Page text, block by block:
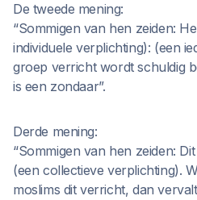
De tweede mening:
“Sommigen van hen zeiden:
individuele verplichting): (een
groep verricht wordt schuldig
is een zondaar”.
Derde mening:
“Sommigen van hen zeiden:
(een collectieve verplichting).
moslims dit verricht, dan